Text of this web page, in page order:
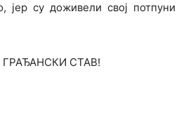
јер су доживели свој потпуни
ГРАЂАНСКИ СТАВ!